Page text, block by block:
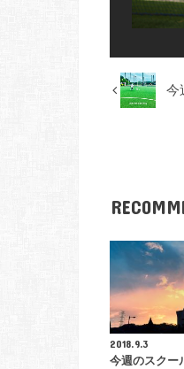
今
2018.9.3
今週のスクー